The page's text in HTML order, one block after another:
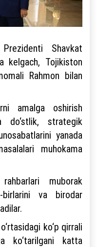
Prezidenti Shavkat
kelgach, Tojikiston
Rahmon bilan
amalga oshirish
do‘stlik, strategik
yanada
muhokama
muborak
va birodar
ko‘p qirrali
ko‘tarilgani katta